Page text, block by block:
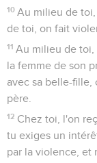
10 Au milieu de
de toi, on fait
11 Au milieu de toi,
la femme de son
avec sa belle-fille,
père.
12 Chez toi, l'on
tu exiges un
par la violence, et